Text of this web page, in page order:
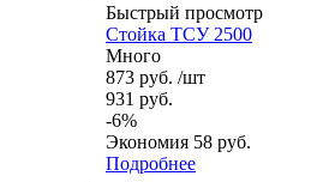
Быстрый просмотр
Стойка ТСУ 2500
Много
873 руб. /шт
931 руб.
-6%
Экономия 58 руб.
Подробнее